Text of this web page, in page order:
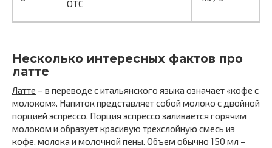
OTC
Несколько интересных фактов про
латте
Латте – в переводе с итальянского языка означает «кофе с
молоком». Напиток представляет собой молоко с двойной
порцией эспрессо. Порция эспрессо заливается горячим
молоком и образует красивую трехслойную смесь из
кофе, молока и молочной пены. Объем обычно 150 мл –